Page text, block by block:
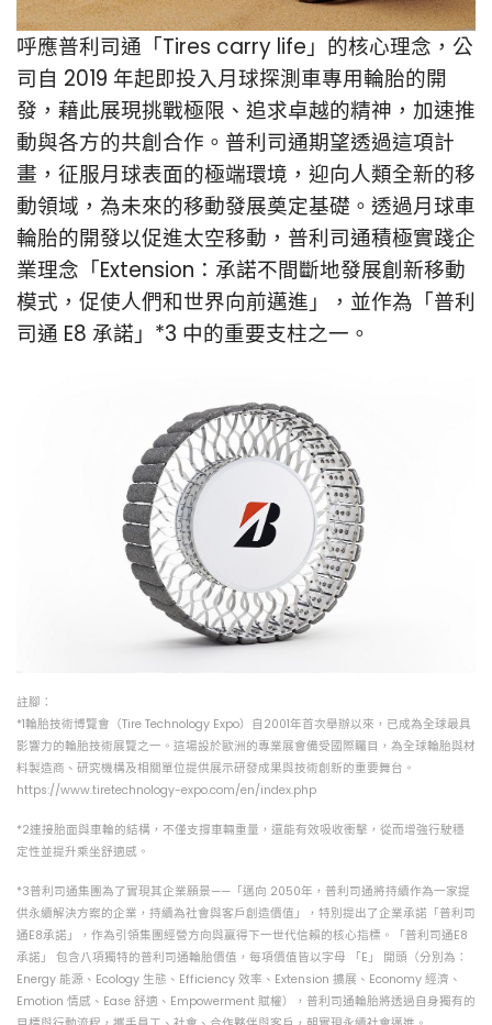
呼應普利司通「Tires carry life」的核心理念，公
司自 2019 年起即投入月球探測車專用輪胎的開
發，藉此展現挑戰極限、追求卓越的精神，加速推
動與各方的共創合作。普利司通期望透過這項計
畫，征服月球表面的極端環境，迎向人類全新的移
動領域，為未來的移動發展奠定基礎。透過月球車
輪胎的開發以促進太空移動，普利司通積極實踐企
業理念「Extension：承諾不間斷地發展創新移動
模式，促使人們和世界向前邁進」，並作為「普利
司通 E8 承諾」*3 中的重要支柱之一。
註腳：
*1輪胎技術博覽會（Tire Technology Expo）自2001年首次舉辦以來，已成為全球最具
影響力的輪胎技術展覽之一。這場設於歐洲的專業展會備受國際矚目，為全球輪胎與材
料製造商、研究機構及相關單位提供展示研發成果與技術創新的重要舞台。
https://www.tiretechnology-expo.com/en/index.php
*2連接胎面與車輪的結構，不僅支撐車輛重量，還能有效吸收衝擊，從而增強行駛穩
定性並提升乘坐舒適感。
*3普利司通集團為了實現其企業願景——「邁向 2050年，普利司通將持續作為一家提
供永續解決方案的企業，持續為社會與客戶創造價值」，特別提出了企業承諾「普利司
通E8承諾」，作為引領集團經營方向與贏得下一世代信賴的核心指標。「普利司通E8
承諾」 包含八項獨特的普利司通輪胎價值，每項價值皆以字母 「E」 開頭（分別為：
Energy 能源、Ecology 生態、Efficiency 效率、Extension 擴展、Economy 經濟、
Emotion 情感、Ease 舒適、Empowerment 賦權），普利司通輪胎將透過自身獨有的